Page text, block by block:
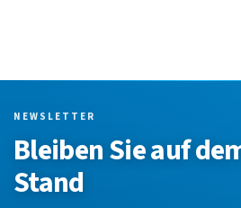
NEWSLETTER
Bleiben Sie auf
Stand